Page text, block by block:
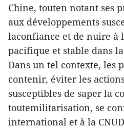
Chine, touten notant ses
aux développements
laconfiance et de nuire à
pacifique et stable dans
Dans un tel contexte, les
contenir, éviter les
susceptibles de saper la
toutemilitarisation, se
international et à la